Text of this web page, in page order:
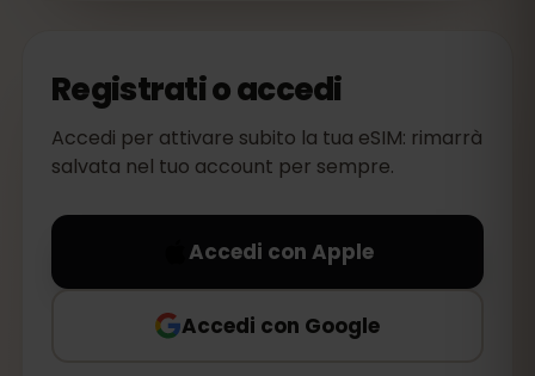
Registrati o accedi
Accedi per attivare subito la tua eSIM: rimarrà
salvata nel tuo account per sempre.
Accedi con Apple
Accedi con Google